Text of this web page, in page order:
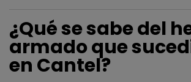
¿Qué se sabe del
armado que
en Cantel?